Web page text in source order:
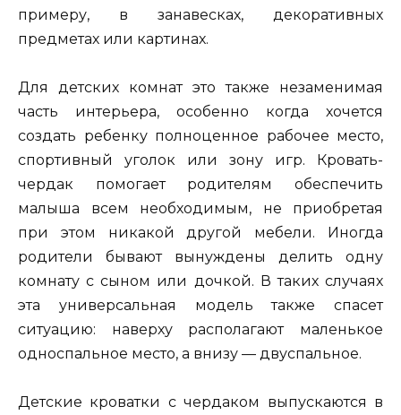
примеру, в занавесках, декоративных
предметах или картинах.
Для детских комнат это также незаменимая
часть интерьера, особенно когда хочется
создать ребенку полноценное рабочее место,
спортивный уголок или зону игр. Кровать-
чердак помогает родителям обеспечить
малыша всем необходимым, не приобретая
при этом никакой другой мебели. Иногда
родители бывают вынуждены делить одну
комнату с сыном или дочкой. В таких случаях
эта универсальная модель также спасет
ситуацию: наверху располагают маленькое
односпальное место, а внизу — двуспальное.
Детские кроватки с чердаком выпускаются в